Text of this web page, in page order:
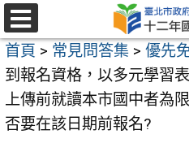
跳
至
主
要
內
容
選
單
首頁 > 常見問答集 > 優先
到報名資格，以多元學習
上傳前就讀本市國中者為
否要在該日期前報名?